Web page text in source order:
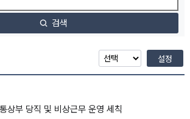
검색
설정
상부 당직 및 비상근무 운영 세칙